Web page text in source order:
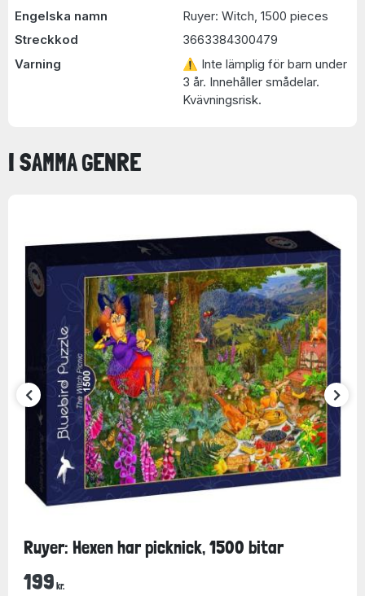
Engelska namn
Ruyer: Witch, 1500 pieces
Streckkod
3663384300479
Varning
⚠ Inte lämplig för barn under
3 år. Innehåller smådelar.
Kvävningsrisk.
I SAMMA GENRE
Ruyer: Hexen har picknick, 1500 bitar
199 kr.